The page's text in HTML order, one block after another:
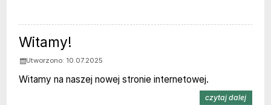
Aktualności
Witamy!
Utworzono: 10.07.2025
Witamy na naszej nowej stronie internetowej.
czytaj dalejna